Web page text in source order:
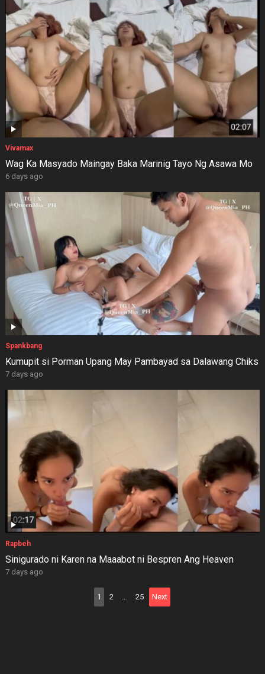
Vivamax
Wag Ka Masyado Maingay Baka Marinig Tayo Ng Asawa Mo
6 days ago
Spankbang
Kumupit si Porman Upang May Pambayad sa Dalawang Chiks
7 days ago
Rapbeh
Sinigurado ni Karen na Maaabot ni Bespren Ang Heaven
7 days ago
1 2 … 25 Next